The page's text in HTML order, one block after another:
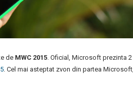
de MWC 2015 . Oficial, Microsoft prezinta 2
. Cel mai asteptat zvon din partea Microsoft,